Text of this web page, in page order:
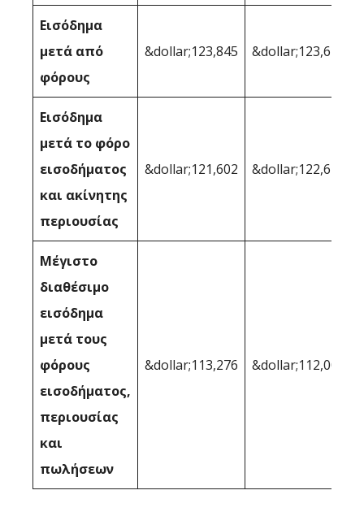
Εισόδημα
μετά από
φόρους
&dollar;123,845 &dollar;123,670
Εισόδημα
μετά το φόρο
εισοδήματος
και ακίνητης
περιουσίας
&dollar;121,602 &dollar;122,614
Μέγιστο
διαθέσιμο
εισόδημα
μετά τους
φόρους
εισοδήματος,
περιουσίας
και
πωλήσεων
&dollar;113,276 &dollar;112,007